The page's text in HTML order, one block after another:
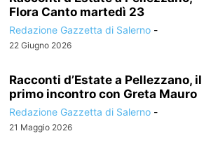
Flora Canto martedì 23
Redazione Gazzetta di Salerno -
22 Giugno 2026
Racconti d’Estate a Pellezzano, il
primo incontro con Greta Mauro
Redazione Gazzetta di Salerno -
21 Maggio 2026